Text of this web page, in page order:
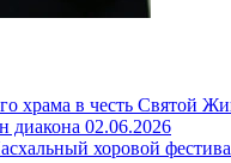
храма в честь Святой
диакона 02.06.2026
хоровой